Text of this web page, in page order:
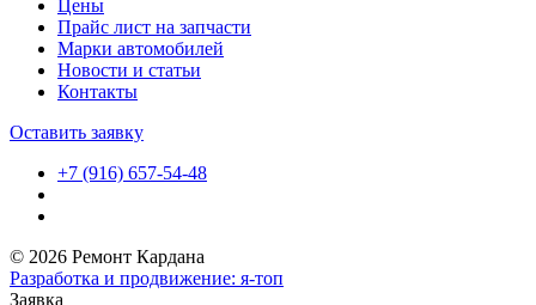
Цены
Прайс лист на запчасти
Марки автомобилей
Новости и статьи
Контакты
Оставить заявку
+7 (916) 657-54-48
© 2026 Ремонт Кардана
Разработка и продвижение: я-топ
Заявка